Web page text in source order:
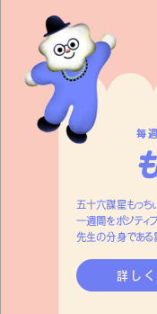
毎
五十六謀星もっち
一週間をポジティ
先生の分身である
詳しく